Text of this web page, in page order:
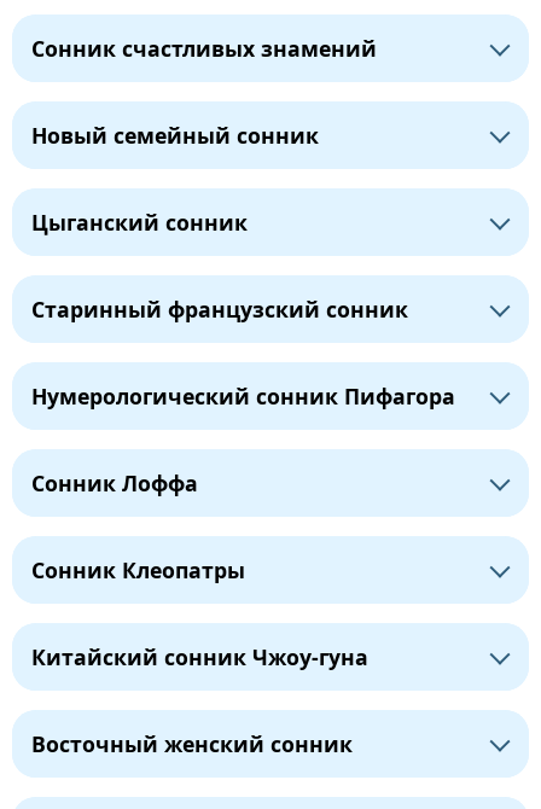
Сонник счастливых знамений
Новый семейный сонник
Цыганский сонник
Старинный французский сонник
Нумерологический сонник Пифагора
Сонник Лоффа
Сонник Клеопатры
Китайский сонник Чжоу-гуна
Восточный женский сонник